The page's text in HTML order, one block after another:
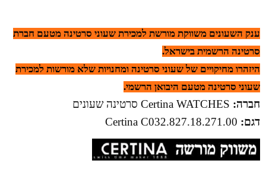
ענק השעונים משווקת מורשת למכירת שעוני סרטינה מטעם חברת
סרטינה הרשמית בישראל.
היזהרו מחיקויים של שעוני סרטינה ומחנויות שלא מורשות למכירת
שעוני סרטינה מטעם היבואן הרשמי.
חברה:
דגם: C032.827.18.271.00